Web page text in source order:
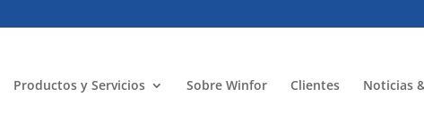
Productos y Servicios Sobre Winfor Clientes Noticias